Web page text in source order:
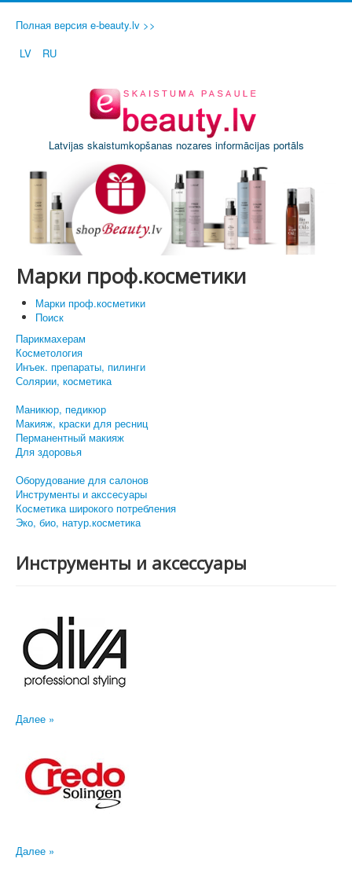
Полная версия e-beauty.lv >>
LV
RU
Latvijas skaistumkopšanas nozares informācijas portāls
Марки проф.косметики
Марки проф.косметики
Поиск
Парикмахерам
Косметология
Инъек. препараты, пилинги
Солярии, косметика
Маникюр, педикюр
Макияж, краски для ресниц
Перманентный макияж
Для здоровья
Оборудование для салонов
Инструменты и акссесуары
Косметика широкого потребления
Эко, био, натур.косметика
Инструменты и аксессуары
Далее »
Далее »